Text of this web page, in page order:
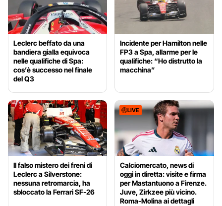
Leclerc beffato da una
bandiera gialla equivoca
nelle qualifiche di Spa:
cos’è successo nel finale
del Q3
Incidente per Hamilton nelle
FP3 a Spa, allarme per le
qualifiche: “Ho distrutto la
macchina”
Il falso mistero dei freni di
Leclerc a Silverstone:
nessuna retromarcia, ha
sbloccato la Ferrari SF-26
LIVE
Calciomercato, news di
oggi in diretta: visite e firma
per Mastantuono a Firenze.
Juve, Zirkzee più vicino.
Roma-Molina ai dettagli